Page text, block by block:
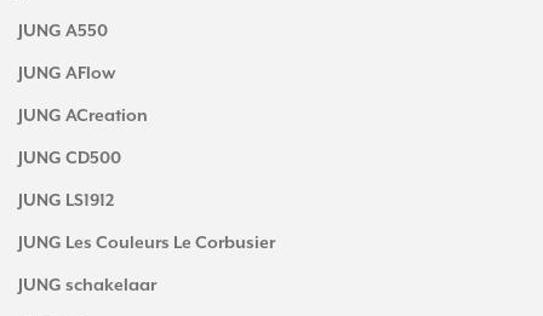
JUNG A550
JUNG AFlow
JUNG ACreation
JUNG CD500
JUNG LS1912
JUNG Les Couleurs Le Corbusier
JUNG schakelaar